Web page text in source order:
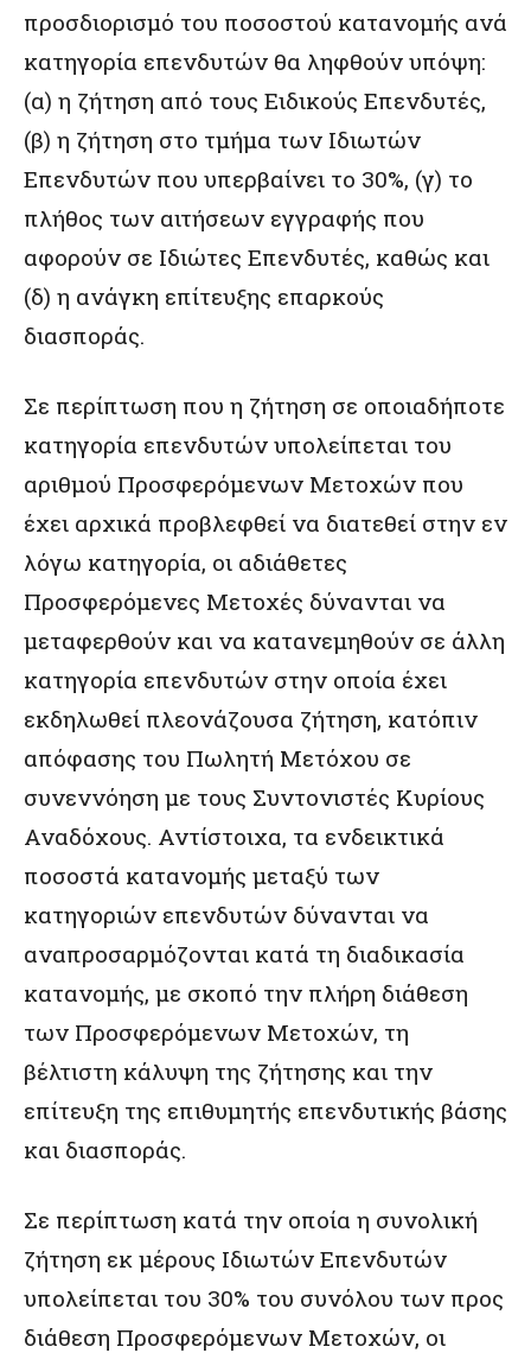
προσδιορισμό του ποσοστού κατανομής ανά
κατηγορία επενδυτών θα ληφθούν υπόψη:
(α) η ζήτηση από τους Ειδικούς Επενδυτές,
(β) η ζήτηση στο τμήμα των Ιδιωτών
Επενδυτών που υπερβαίνει το 30%, (γ) το
πλήθος των αιτήσεων εγγραφής που
αφορούν σε Ιδιώτες Επενδυτές, καθώς και
(δ) η ανάγκη επίτευξης επαρκούς
διασποράς.
Σε περίπτωση που η ζήτηση σε οποιαδήποτε
κατηγορία επενδυτών υπολείπεται του
αριθμού Προσφερόμενων Μετοχών που
έχει αρχικά προβλεφθεί να διατεθεί στην εν
λόγω κατηγορία, οι αδιάθετες
Προσφερόμενες Μετοχές δύνανται να
μεταφερθούν και να κατανεμηθούν σε άλλη
κατηγορία επενδυτών στην οποία έχει
εκδηλωθεί πλεονάζουσα ζήτηση, κατόπιν
απόφασης του Πωλητή Μετόχου σε
συνεννόηση με τους Συντονιστές Κυρίους
Αναδόχους. Αντίστοιχα, τα ενδεικτικά
ποσοστά κατανομής μεταξύ των
κατηγοριών επενδυτών δύνανται να
αναπροσαρμόζονται κατά τη διαδικασία
κατανομής, με σκοπό την πλήρη διάθεση
των Προσφερόμενων Μετοχών, τη
βέλτιστη κάλυψη της ζήτησης και την
επίτευξη της επιθυμητής επενδυτικής βάσης
και διασποράς.
Σε περίπτωση κατά την οποία η συνολική
ζήτηση εκ μέρους Ιδιωτών Επενδυτών
υπολείπεται του 30% του συνόλου των προς
διάθεση Προσφερόμενων Μετοχών, οι